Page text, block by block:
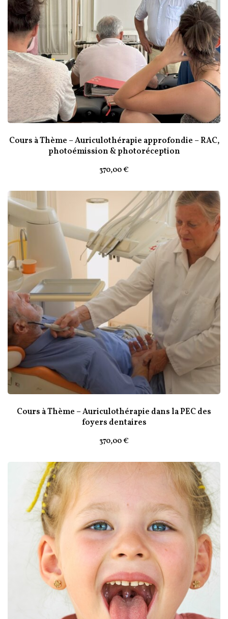
Cours à Thème – Auriculothérapie approfondie – RAC,
photoémission & photoréception
370,00€
Cours à Thème – Auriculothérapie dans la PEC des
foyers dentaires
370,00€